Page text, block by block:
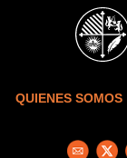
Skip to main content
QUIENES SOMOS